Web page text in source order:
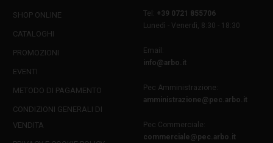
SHOP ONLINE
CATALOGHI
PROMOZIONI
EVENTI
METODO DI PAGAMENTO
CONDIZIONI GENERALI DI
VENDITA
Tel:
+39 0721 855706
Lunedì - Venerdì, 8:30 - 18:30
Email:
info@arbo.it
Pec Amministrazione:
amministrazione@pec.arbo.it
Pec Commerciale:
commerciale@pec.arbo.it